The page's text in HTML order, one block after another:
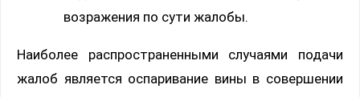
возражения по сути жалобы.
Наиболее распространенными случаями подачи
жалоб является оспаривание вины в совершении